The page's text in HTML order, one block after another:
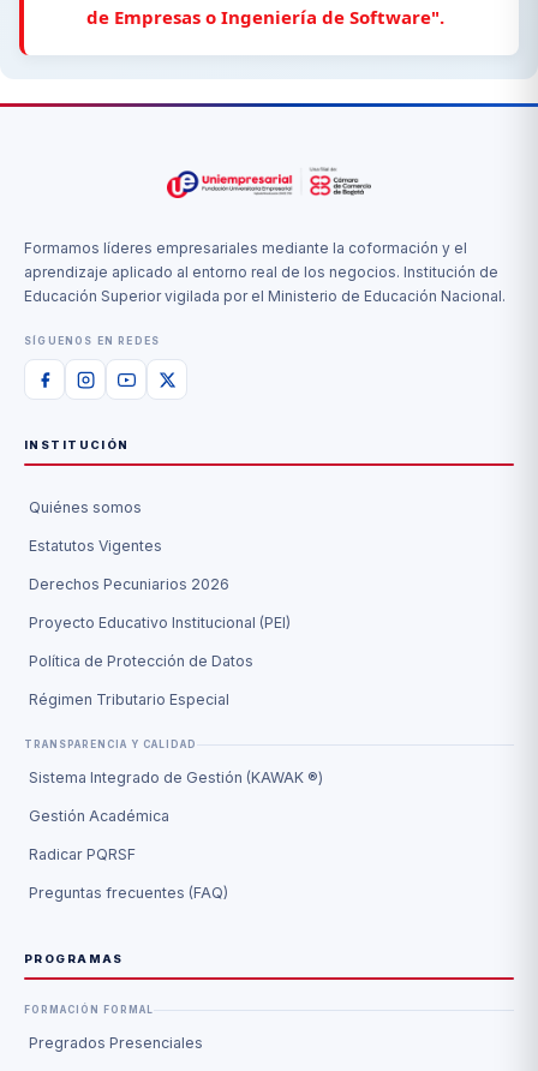
de Empresas o Ingeniería de Software".
Formamos líderes empresariales mediante la coformación y el
aprendizaje aplicado al entorno real de los negocios. Institución de
Educación Superior vigilada por el Ministerio de Educación Nacional.
SÍGUENOS EN REDES
INSTITUCIÓN
Quiénes somos
Estatutos Vigentes
Derechos Pecuniarios 2026
Proyecto Educativo Institucional (PEI)
Política de Protección de Datos
Régimen Tributario Especial
TRANSPARENCIA Y CALIDAD
Sistema Integrado de Gestión (KAWAK ®)
Gestión Académica
Radicar PQRSF
Preguntas frecuentes (FAQ)
PROGRAMAS
FORMACIÓN FORMAL
Pregrados Presenciales